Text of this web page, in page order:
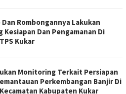
Rombongannya Lakukan
Kesiapan Dan Pengamanan Di
Kukar
Monitoring Terkait Persiapan
Perkembangan Banjir Di
Kabupaten Kukar